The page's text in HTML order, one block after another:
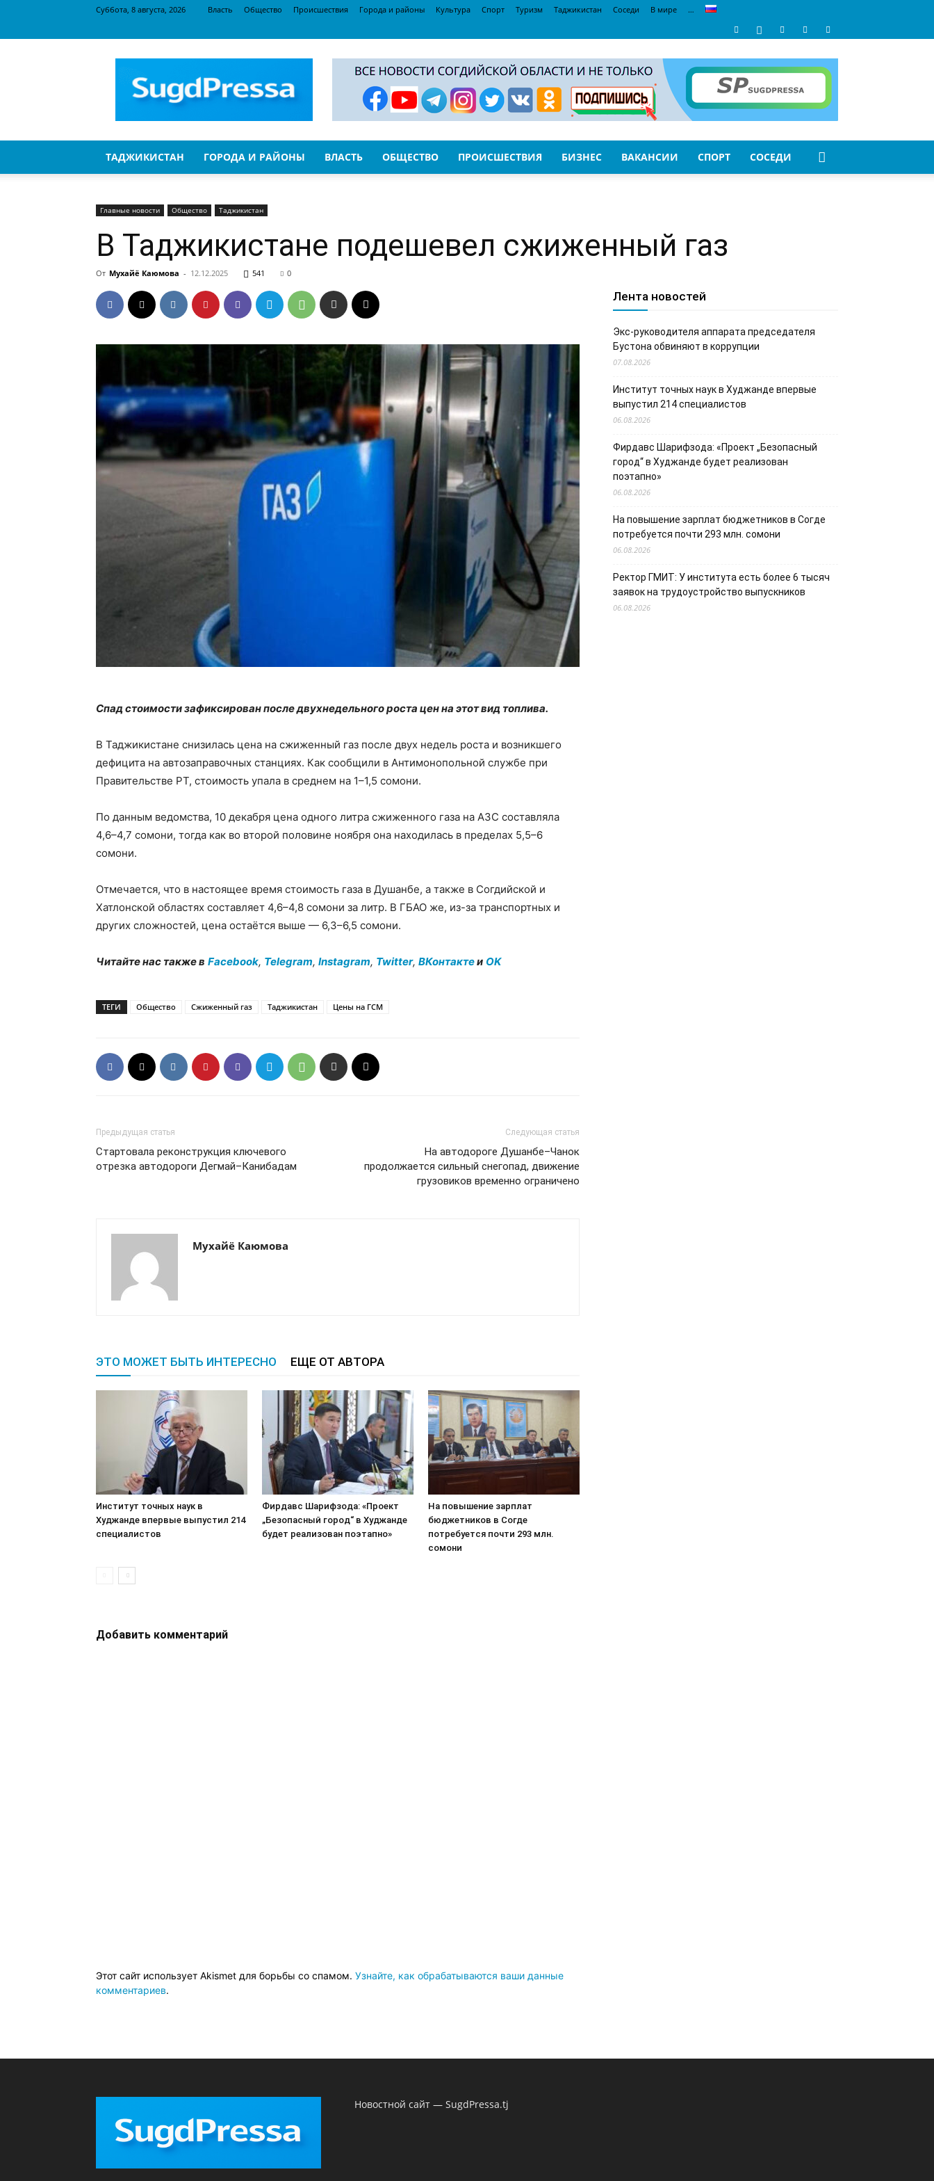
Суббота, 8 августа, 2026 Власть Общество Происшествия Города и районы Культура Спорт Туризм Таджикистан Соседи В мире …
ТАДЖИКИСТАН ГОРОДА И РАЙОНЫ ВЛАСТЬ ОБЩЕСТВО ПРОИСШЕСТВИЯ БИЗНЕС ВАКАНСИИ СПОРТ СОСЕДИ
Главные новости Общество Таджикистан
В Таджикистане подешевел сжиженный газ
От Мухайё Каюмова - 12.12.2025 541 0
Спад стоимости зафиксирован после двухнедельного роста цен на этот вид топлива.
В Таджикистане снизилась цена на сжиженный газ после двух недель роста и возникшего
дефицита на автозаправочных станциях. Как сообщили в Антимонопольной службе при
Правительстве РТ, стоимость упала в среднем на 1–1,5 сомони.
По данным ведомства, 10 декабря цена одного литра сжиженного газа на АЗС составляла
4,6–4,7 сомони, тогда как во второй половине ноября она находилась в пределах 5,5–6
сомони.
Отмечается, что в настоящее время стоимость газа в Душанбе, а также в Согдийской и
Хатлонской областях составляет 4,6–4,8 сомони за литр. В ГБАО же, из-за транспортных и
других сложностей, цена остаётся выше — 6,3–6,5 сомони.
Читайте нас также в Facebook, Telegram, Instagram, Twitter, ВКонтактеи OK
ТЕГИ Общество Сжиженный газ Таджикистан Цены на ГСМ
Предыдущая статья
Стартовала реконструкция ключевого
отрезка автодороги Дегмай–Канибадам
Следующая статья
На автодороге Душанбе–Чанок
продолжается сильный снегопад, движение
грузовиков временно ограничено
Мухайё Каюмова
ЭТО МОЖЕТ БЫТЬ ИНТЕРЕСНО ЕЩЕ ОТ АВТОРА
Институт точных наук в
Худжанде впервые выпустил 214
специалистов
Фирдавс Шарифзода: «Проект
„Безопасный город“ в Худжанде
будет реализован поэтапно»
На повышение зарплат
бюджетников в Согде
потребуется почти 293 млн.
сомони
Добавить комментарий
Этот сайт использует Akismet для борьбы со спамом. Узнайте, как обрабатываются ваши данные
комментариев.
Лента новостей
Экс-руководителя аппарата председателя
Бустона обвиняют в коррупции
07.08.2026
Институт точных наук в Худжанде впервые
выпустил 214 специалистов
06.08.2026
Фирдавс Шарифзода: «Проект „Безопасный
город“ в Худжанде будет реализован
поэтапно»
06.08.2026
На повышение зарплат бюджетников в Согде
потребуется почти 293 млн. сомони
06.08.2026
Ректор ГМИТ: У института есть более 6 тысяч
заявок на трудоустройство выпускников
06.08.2026
Новостной сайт — SugdPressa.tj